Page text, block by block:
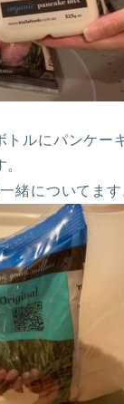
トルにパンケー
緒についてます